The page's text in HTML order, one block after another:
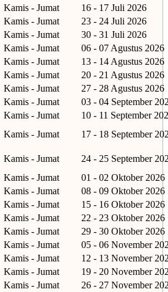
Kamis - Jumat
16 - 17 Juli 2026
Kamis - Jumat
23 - 24 Juli 2026
Kamis - Jumat
30 - 31 Juli 2026
Kamis - Jumat
06 - 07 Agustus 2026
Kamis - Jumat
13 - 14 Agustus 2026
Kamis - Jumat
20 - 21 Agustus 2026
Kamis - Jumat
27 - 28 Agustus 2026
Kamis - Jumat
03 - 04 September
Kamis - Jumat
10 - 11 September
Kamis - Jumat 17 - 18 September
Kamis - Jumat
24 - 25 September
Kamis - Jumat
01 - 02 Oktober 2026
Kamis - Jumat
08 - 09 Oktober 2026
Kamis - Jumat
15 - 16 Oktober 2026
Kamis - Jumat
22 - 23 Oktober 2026
Kamis - Jumat
29 - 30 Oktober 2026
Kamis - Jumat
05 - 06 November
Kamis - Jumat
12 - 13 November
Kamis - Jumat
19 - 20 November
Kamis - Jumat
26 - 27 November